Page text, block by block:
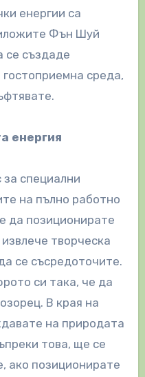
енергии са
Фън Шуй
се създаде
среда,
енергия
специални
на пълно работно
да позиционирате
творческа
се съсредоточите.
си така, че да
В края на
на природата
това, ще се
ако позиционирате